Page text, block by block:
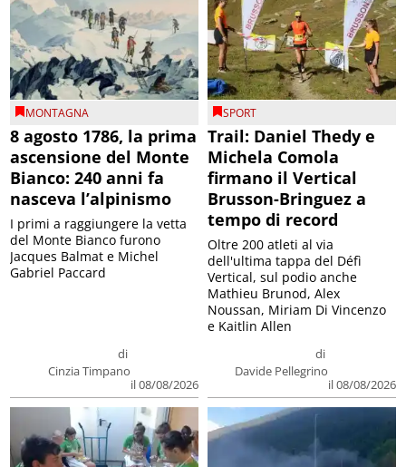
MONTAGNA
8 agosto 1786, la prima
ascensione del Monte
Bianco: 240 anni fa
nasceva l’alpinismo
di
Cinzia Timpano
il 08/08/2026
I primi a raggiungere la vetta
del Monte Bianco furono
Jacques Balmat e Michel
Gabriel Paccard
SPORT
Trail: Daniel Thedy e
Michela Comola
firmano il Vertical
Brusson-Bringuez a
tempo di record
di
Davide Pellegrino
il 08/08/2026
Oltre 200 atleti al via
dell'ultima tappa del Défì
Vertical, sul podio anche
Mathieu Brunod, Alex
Noussan, Miriam Di Vincenzo
e Kaitlin Allen